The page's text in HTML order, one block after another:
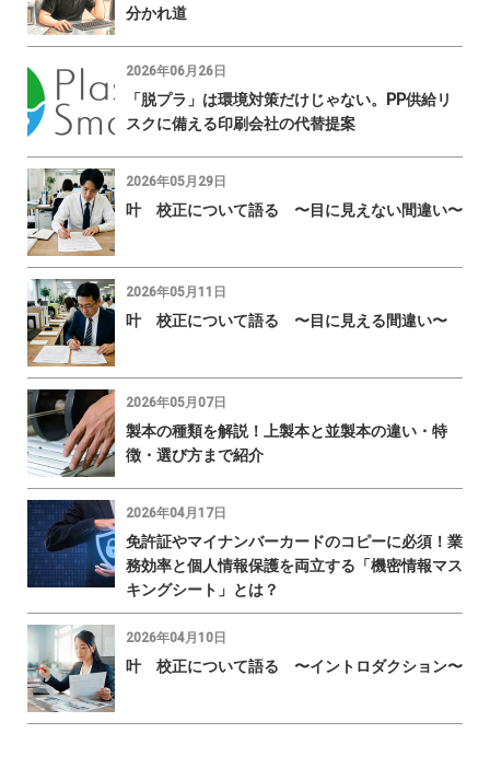
分かれ道
2026年06月26日
「脱プラ」は環境対策だけじゃない。PP供給リ
スクに備える印刷会社の代替提案
2026年05月29日
叶 校正について語る 〜目に見えない間違い〜
2026年05月11日
叶 校正について語る 〜目に見える間違い〜
2026年05月07日
製本の種類を解説！上製本と並製本の違い・特
徴・選び方まで紹介
2026年04月17日
免許証やマイナンバーカードのコピーに必須！業
務効率と個人情報保護を両立する「機密情報マス
キングシート」とは？
2026年04月10日
叶 校正について語る 〜イントロダクション〜